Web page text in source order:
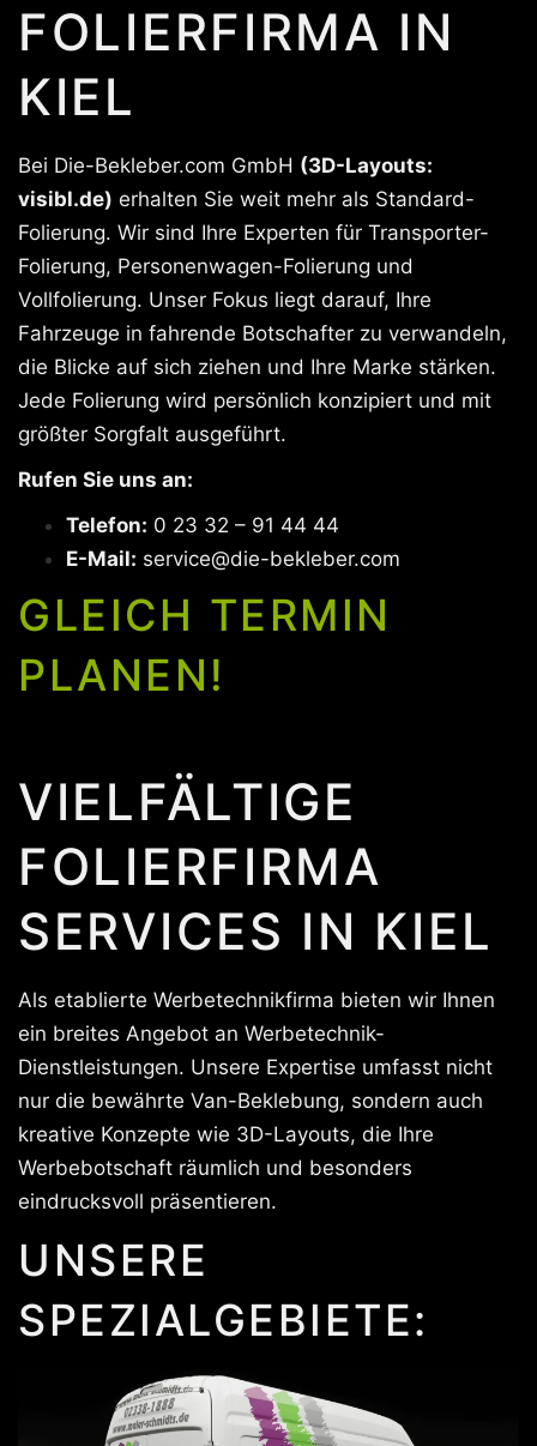
FOLIERFIRMA IN
KIEL
Bei Die-Bekleber.com GmbH (3D-Layouts:
visibl.de) erhalten Sie weit mehr als Standard-
Folierung. Wir sind Ihre Experten für Transporter-
Folierung, Personenwagen-Folierung und
Vollfolierung. Unser Fokus liegt darauf, Ihre
Fahrzeuge in fahrende Botschafter zu verwandeln,
die Blicke auf sich ziehen und Ihre Marke stärken.
Jede Folierung wird persönlich konzipiert und mit
größter Sorgfalt ausgeführt.
Rufen Sie uns an:
Telefon: 0 23 32 – 91 44 44
E-Mail: service@die-bekleber.com
GLEICH TERMIN
PLANEN!
VIELFÄLTIGE
FOLIERFIRMA
SERVICES IN KIEL
Als etablierte Werbetechnikfirma bieten wir Ihnen
ein breites Angebot an Werbetechnik-
Dienstleistungen. Unsere Expertise umfasst nicht
nur die bewährte Van-Beklebung, sondern auch
kreative Konzepte wie 3D-Layouts, die Ihre
Werbebotschaft räumlich und besonders
eindrucksvoll präsentieren.
UNSERE
SPEZIALGEBIETE: